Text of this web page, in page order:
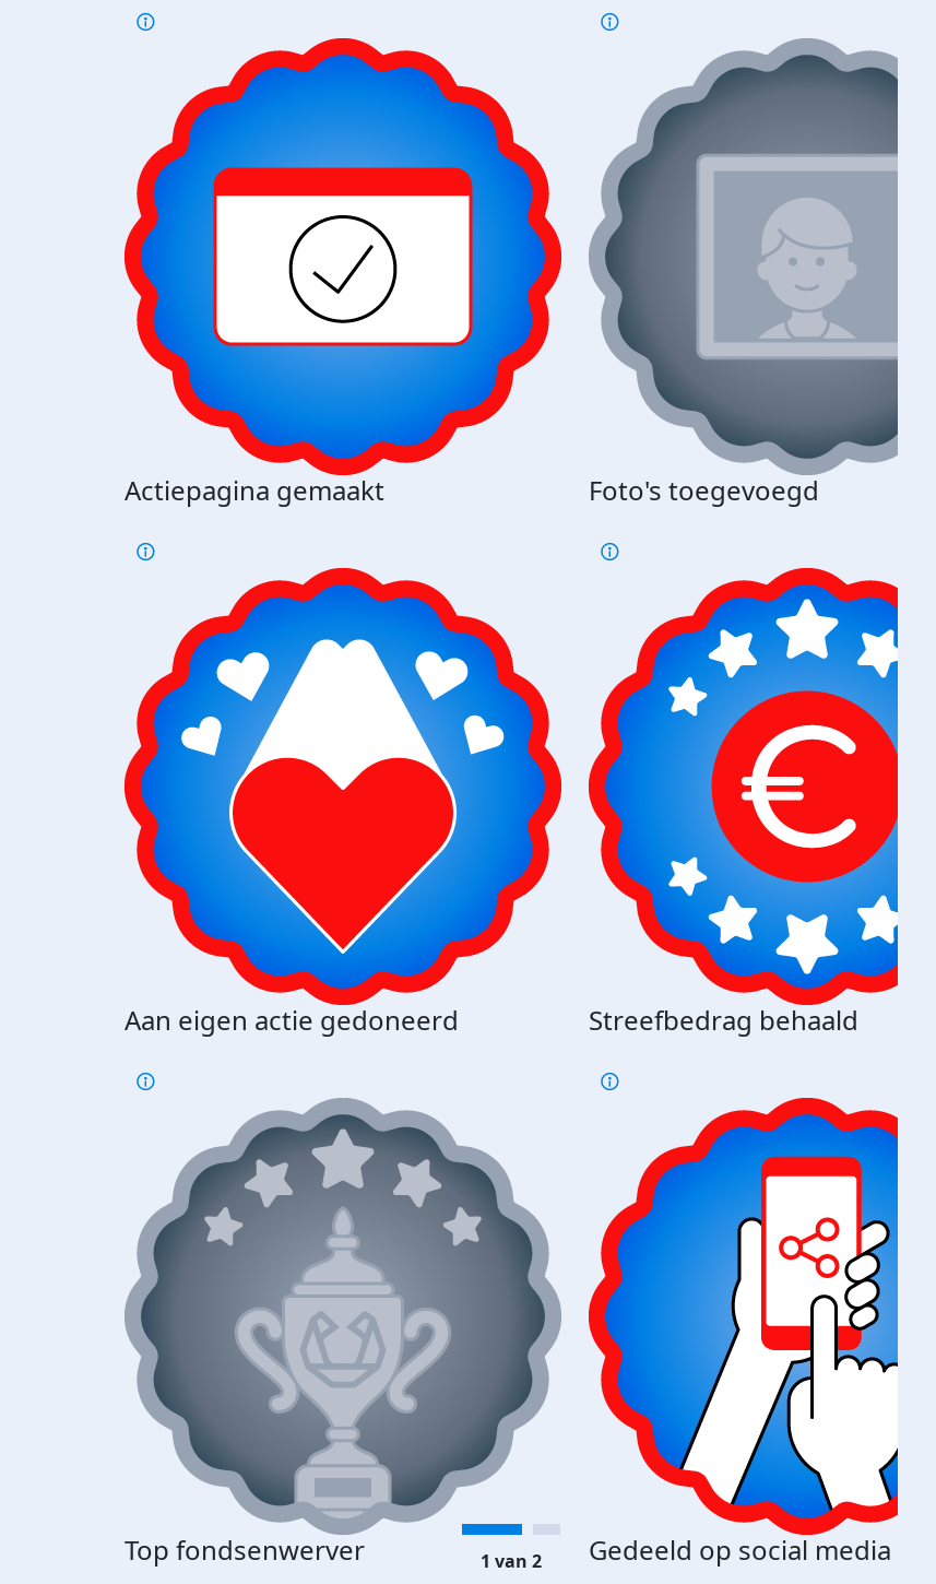
Actiepagina gemaakt Foto's toegevoegd
Aan eigen actie gedoneerd Streefbedrag behaald
Top fondsenwerver Gedeeld op social media
1 van 2